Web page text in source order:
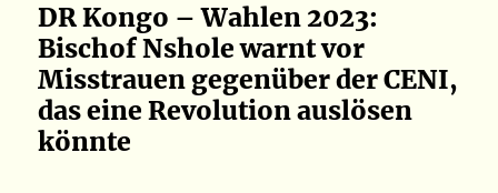
DR Kongo – Wahlen 2023:
Bischof Nshole warnt vor
Misstrauen gegenüber der CENI,
das eine Revolution auslösen
könnte